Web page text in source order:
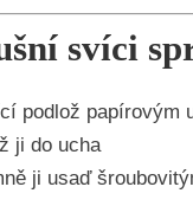
svíci
podlož papírovým
ji do ucha
ji usaď